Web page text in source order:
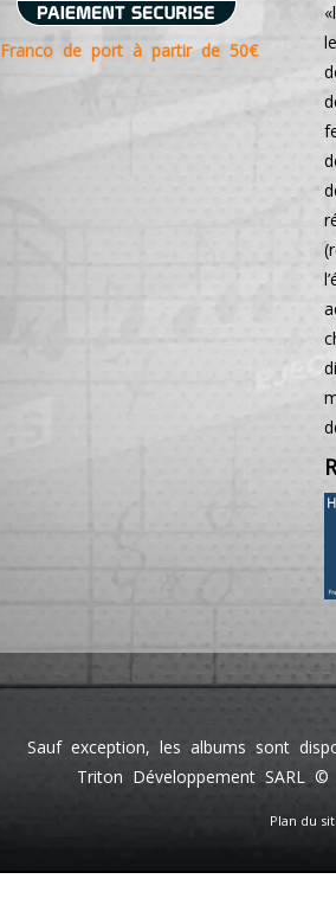
Franco de port à partir de 50€
Sauf exception, les albums sont
Triton Développement SARL
Plan du